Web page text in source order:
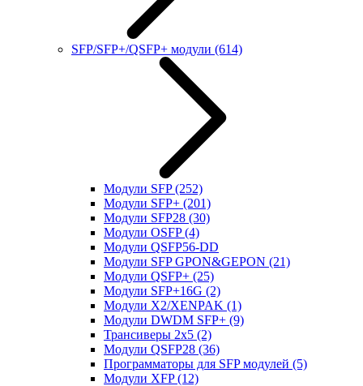
SFP/SFP+/QSFP+ модули (614)
Модули SFP(252)
Модули SFP+ (201)
Модули SFP28 (30)
Модули OSFP(4)
Модули QSFP56-DD
Модули SFP GPON&GEPON (21)
Модули QSFP+ (25)
Модули SFP+16G (2)
Модули X2/XENPAK (1)
Модули DWDM SFP+ (9)
Трансиверы 2x5 (2)
Модули QSFP28 (36)
Программаторы для SFP модулей (5)
Модули XFP(12)